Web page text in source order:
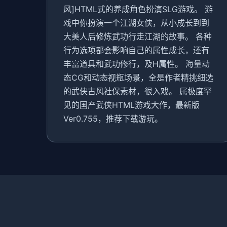
风]HTML式的养成角色扮演SLG游戏。 游
戏中你扮演一个江湖女侠，从小成长到到
大美人后修炼武功行走江湖的故事。 各种
行为选项都会影响自己的属性成长，还有
丰富道具和武功修行，及H属性。 海量动
态CG和动态视瓶场景，全是作者精挑细选
的武侠古风社保素材，很入戏。 属极度罕
见的国产武侠HTML游戏大作，最新版
Ver0.755，推荐下载游玩。